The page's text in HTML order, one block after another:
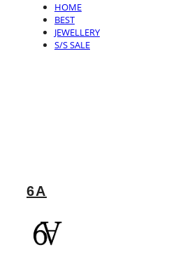
HOME
BEST
JEWELLERY
S/S SALE
6A